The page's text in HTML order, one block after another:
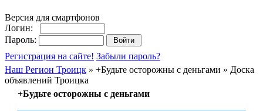
Версия для смартфонов
Логин:
Пароль:
Регистрация на сайте! Забыли пароль?
Наш Регион Троицк » +Будьте осторожны с деньгами » Доска
объявлений Троицка
+Будьте осторожны с деньгами